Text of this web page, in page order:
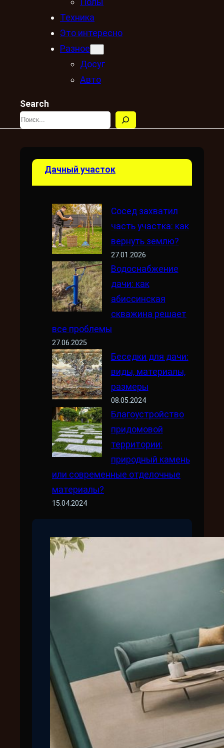
Техника
Это интересно
Разное
Досуг
Авто
Search
Дачный участок
Сосед захватил
часть участка: как
вернуть землю?
27.01.2026
Водоснабжение
дачи: как
абиссинская
скважина решает
все проблемы
27.06.2025
Беседки для дачи:
виды, материалы,
размеры
08.05.2024
Благоустройство
придомовой
территории:
природный камень
или современные отделочные
материалы?
15.04.2024